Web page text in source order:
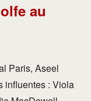
au
Paris, Aseel
influentes : Viola